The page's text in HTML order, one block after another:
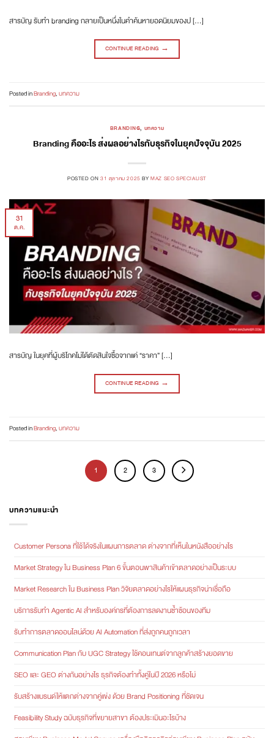
สารบัญ รับทำ branding กลายเป็นหนึ่งในคำค้นหายอดนิยมของป […]
CONTINUE READING →
Posted inBranding,บทความ
BRANDING, บทความ
Branding คืออะไร ส่งผลอย่างไรกับธุรกิจในยุคปัจจุบัน 2025
POSTED ON31 ตุลาคม 2025 BYMAZ SEO SPECIALIST
31
ต.ค.
สารบัญ ในยุคที่ผู้บริโภคไม่ได้ตัดสินใจซื้อจากแค่ “ราคา” […]
CONTINUE READING →
Posted inBranding,บทความ
1 2 3
บทความแนะนำ
Customer Persona ที่ใช้ได้จริงในแผนการตลาด ต่างจากที่เห็นในหนังสืออย่างไร
Market Strategy ใน Business Plan 6 ขั้นตอนพาสินค้าเข้าตลาดอย่างเป็นระบบ
Market Research ใน Business Plan วิจัยตลาดอย่างไรให้แผนธุรกิจน่าเชื่อถือ
บริการรับทำ Agentic AI สำหรับองค์กรที่ต้องการลดงานซ้ำซ้อนของทีม
รับทำการตลาดออนไลน์ด้วย AI Automation ที่ส่งถูกคนถูกเวลา
Communication Plan กับ UGC Strategy ใช้คอนเทนต์จากลูกค้าสร้างยอดขาย
SEO และ GEO ต่างกันอย่างไร ธุรกิจต้องทำทั้งคู่ในปี 2026 หรือไม่
รับสร้างแบรนด์ให้แตกต่างจากคู่แข่ง ด้วย Brand Positioning ที่ชัดเจน
Feasibility Study ฉบับธุรกิจที่ขยายสาขา ต้องประเมินอะไรบ้าง